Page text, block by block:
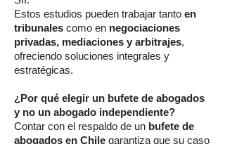
Estos estudios pueden trabajar tanto en
tribunales como en negociaciones
privadas, mediaciones y arbitrajes,
ofreciendo soluciones integrales y
estratégicas.
¿Por qué elegir un bufete de abogados
y no un abogado independiente?
Contar con el respaldo de un bufete de
abogados en Chile garantiza que su caso